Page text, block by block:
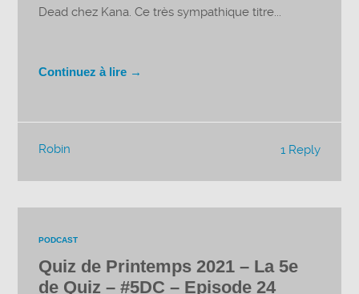
Dead chez Kana. Ce très sympathique titre...
Continuez à lire →
1 Reply
Robin
PODCAST
Quiz de Printemps 2021 – La 5e
de Quiz – #5DC – Episode 24